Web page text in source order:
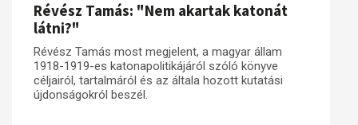
Révész Tamás: "Nem akartak katonát
látni?"
Révész Tamás most megjelent, a magyar állam
1918-1919-es katonapolitikájáról szóló könyve
céljairól, tartalmáról és az általa hozott kutatási
újdonságokról beszél.